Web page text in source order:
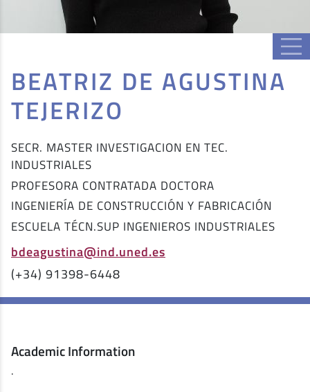
BEATRIZ DE AGUSTINA
TEJERIZO
SECR. MASTER INVESTIGACION EN TEC.
INDUSTRIALES
PROFESORA CONTRATADA DOCTORA
INGENIERÍA DE CONSTRUCCIÓN Y FABRICACIÓN
ESCUELA TÉCN.SUP INGENIEROS INDUSTRIALES
bdeagustina@ind.uned.es
(+34) 91398-6448
Academic Information
.